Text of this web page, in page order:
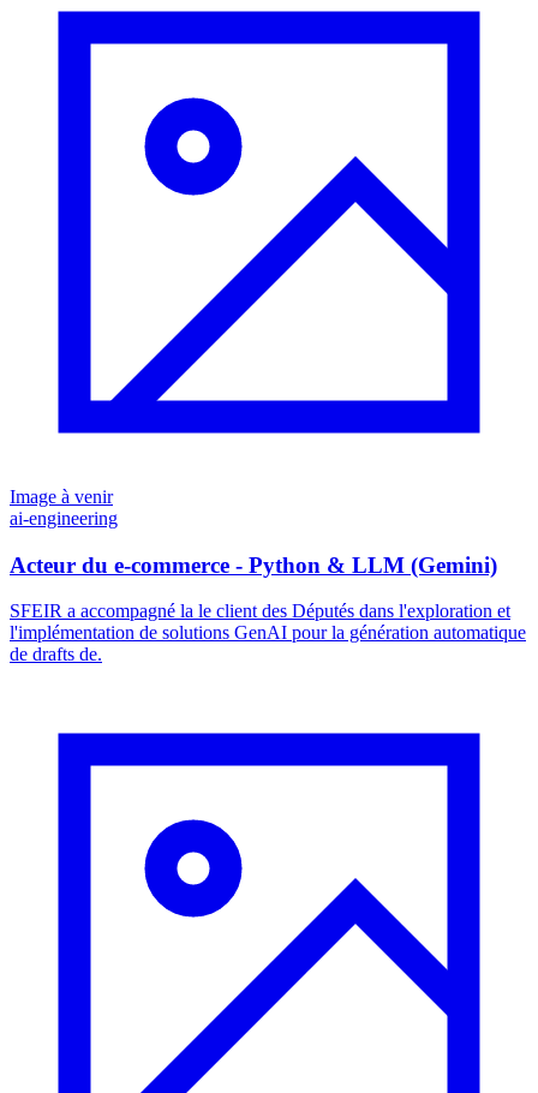
Image à venir
ai-engineering
Acteur du e-commerce - Python & LLM (Gemini)
SFEIR a accompagné la le client des Députés dans l'exploration et
l'implémentation de solutions GenAI pour la génération automatique
de drafts de.